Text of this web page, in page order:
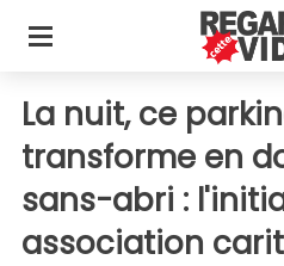
La nuit, ce
transforme en
sans-abri :
association